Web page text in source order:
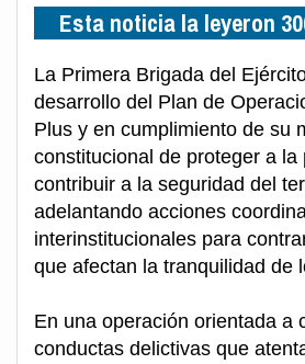
Esta noticia la leyeron
La Primera Brigada del
desarrollo del Plan de
Plus y en cumplimiento de su
constitucional de proteger a la
contribuir a la seguridad del
adelantando acciones
interinstitucionales para
que afectan la tranquilidad de
En una operación orientada a
conductas delictivas que